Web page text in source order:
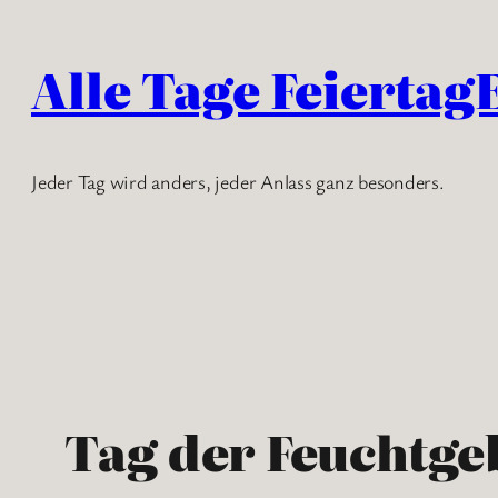
springen
Alle Tage
Jeder Tag wird anders, jeder Anlass ganz besonders.
Tag der